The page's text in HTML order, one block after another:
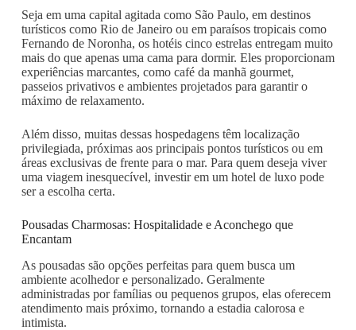
Seja em uma capital agitada como São Paulo, em destinos
turísticos como Rio de Janeiro ou em paraísos tropicais como
Fernando de Noronha, os hotéis cinco estrelas entregam muito
mais do que apenas uma cama para dormir. Eles proporcionam
experiências marcantes, como café da manhã gourmet,
passeios privativos e ambientes projetados para garantir o
máximo de relaxamento.
Além disso, muitas dessas hospedagens têm localização
privilegiada, próximas aos principais pontos turísticos ou em
áreas exclusivas de frente para o mar. Para quem deseja viver
uma viagem inesquecível, investir em um hotel de luxo pode
ser a escolha certa.
Pousadas Charmosas: Hospitalidade e Aconchego que
Encantam
As pousadas são opções perfeitas para quem busca um
ambiente acolhedor e personalizado. Geralmente
administradas por famílias ou pequenos grupos, elas oferecem
atendimento mais próximo, tornando a estadia calorosa e
intimista.